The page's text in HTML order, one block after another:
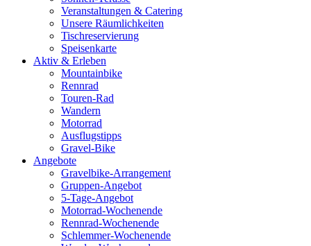
Veranstaltungen & Catering
Unsere Räumlichkeiten
Tischreservierung
Speisenkarte
Aktiv & Erleben
Mountainbike
Rennrad
Touren-Rad
Wandern
Motorrad
Ausflugstipps
Gravel-Bike
Angebote
Gravelbike-Arrangement
Gruppen-Angebot
5-Tage-Angebot
Motorrad-Wochenende
Rennrad-Wochenende
Schlemmer-Wochenende